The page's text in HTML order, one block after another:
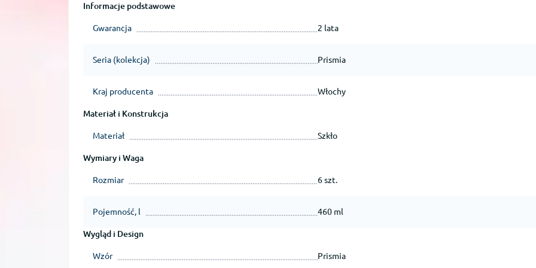
Informacje podstawowe
Gwarancja 2 lata
Seria (kolekcja) Prismia
Kraj producenta Włochy
Materiał i Konstrukcja
Materiał Szkło
Wymiary i Waga
Rozmiar 6 szt.
Pojemność, l 460 ml
Wygląd i Design
Wzór Prismia